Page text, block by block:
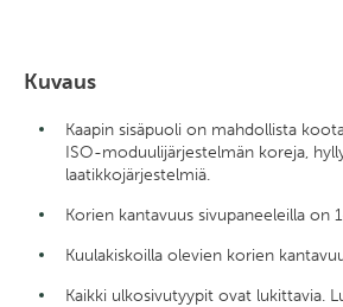
Kuvaus
Kaapin sisäpuoli on mahdollista
ISO-moduulijärjestelmän koreja,
laatikkojärjestelmiä.
Korien kantavuus sivupaneeleilla on
Kuulakiskoilla olevien korien
Kaikki ulkosivutyypit ovat lukittavia.